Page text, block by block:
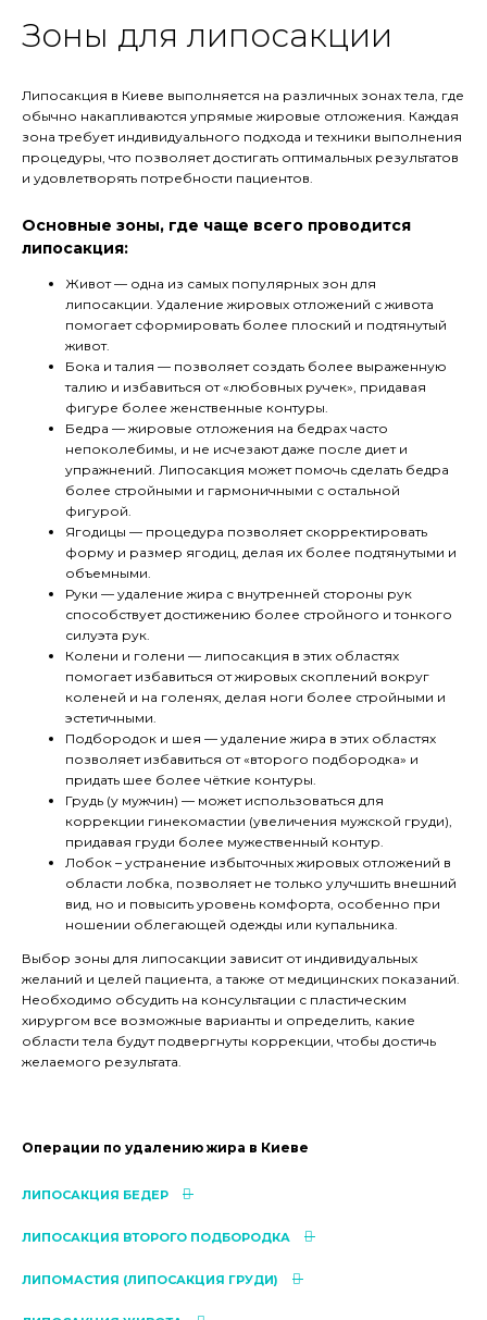
Зоны для липосакции
Липосакция в Киеве выполняется на различных зонах тела, где
обычно накапливаются упрямые жировые отложения. Каждая
зона требует индивидуального подхода и техники выполнения
процедуры, что позволяет достигать оптимальных результатов
и удовлетворять потребности пациентов.
Основные зоны, где чаще всего проводится
липосакция:
Живот — одна из самых популярных зон для
липосакции. Удаление жировых отложений с живота
помогает сформировать более плоский и подтянутый
живот.
Бока и талия — позволяет создать более выраженную
талию и избавиться от «любовных ручек», придавая
фигуре более женственные контуры.
Бедра — жировые отложения на бедрах часто
непоколебимы, и не исчезают даже после диет и
упражнений. Липосакция может помочь сделать бедра
более стройными и гармоничными с остальной
фигурой.
Ягодицы — процедура позволяет скорректировать
форму и размер ягодиц, делая их более подтянутыми и
объемными.
Руки — удаление жира с внутренней стороны рук
способствует достижению более стройного и тонкого
силуэта рук.
Колени и голени — липосакция в этих областях
помогает избавиться от жировых скоплений вокруг
коленей и на голенях, делая ноги более стройными и
эстетичными.
Подбородок и шея — удаление жира в этих областях
позволяет избавиться от «второго подбородка» и
придать шее более чёткие контуры.
Грудь (у мужчин) — может использоваться для
коррекции гинекомастии (увеличения мужской груди),
придавая груди более мужественный контур.
Лобок – устранение избыточных жировых отложений в
области лобка, позволяет не только улучшить внешний
вид, но и повысить уровень комфорта, особенно при
ношении облегающей одежды или купальника.
Выбор зоны для липосакции зависит от индивидуальных
желаний и целей пациента, а также от медицинских показаний.
Необходимо обсудить на консультации с пластическим
хирургом все возможные варианты и определить, какие
области тела будут подвергнуты коррекции, чтобы достичь
желаемого результата.
Операции по удалению жира в Киеве
ЛИПОСАКЦИЯ БЕДЕР
ЛИПОСАКЦИЯ ВТОРОГО ПОДБОРОДКА
ЛИПОМАСТИЯ (ЛИПОСАКЦИЯ ГРУДИ)